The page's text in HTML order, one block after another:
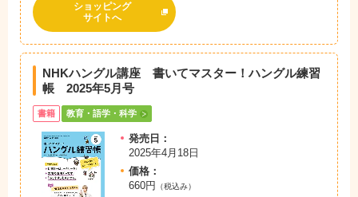
ショッピング
サイトへ
NHKハングル講座 書いてマスター！ハングル練習
帳 2025年5月号
書籍 教育・語学・科学
発売日：
2025年4月18日
価格：
660円
（税込み）